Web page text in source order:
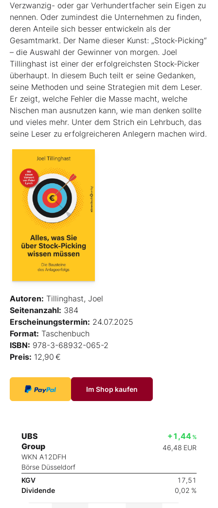
Verzwanzig- oder gar Verhundertfacher sein Eigen zu
nennen. Oder zumindest die Unternehmen zu finden,
deren Anteile sich besser entwickeln als der
Gesamtmarkt. Der Name dieser Kunst: „Stock-Picking“
– die Auswahl der Gewinner von morgen. Joel
Tillinghast ist einer der erfolgreichsten Stock-Picker
überhaupt. In diesem Buch teilt er seine Gedanken,
seine Methoden und seine Strategien mit dem Leser.
Er zeigt, welche Fehler die Masse macht, welche
Nischen man ausnutzen kann, wie man denken sollte
und vieles mehr. Unter dem Strich ein Lehrbuch, das
seine Leser zu erfolgreicheren Anlegern machen wird.
Autoren: Tillinghast, Joel
Seitenanzahl: 384
Erscheinungstermin: 24.07.2025
Format: Taschenbuch
ISBN: 978-3-68932-065-2
Preis: 12,90 €
Im Shop kaufen
UBS
Group
WKN A12DFH
Börse Düsseldorf
+1,44 %
46,48 EUR
KGV
17,51
Dividende
0,02 %